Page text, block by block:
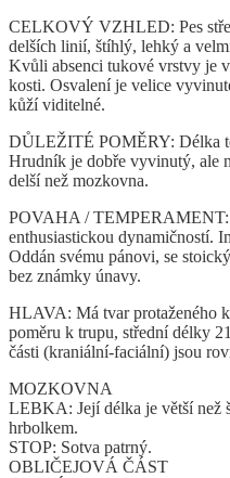
CELKOVÝ VZHLED: Pes
delších linií, štíhlý, lehký a
Kvůli absenci tukové vrstvy je
kosti. Osvalení je velice
kůží viditelné.
DŮLEŽITÉ POMĚRY: Délka
Hrudník je dobře vyvinutý, ale
delší než mozkovna.
POVAHA / TEMPERAMENT:
enthusiastickou dynamičností.
Oddán svému pánovi, se
bez známky únavy.
HLAVA: Má tvar protaženého
poměru k trupu, střední délky
části (kraniální-faciální) jsou
MOZKOVNA
LEBKA: Její délka je větší než
hrbolkem.
STOP: Sotva patrný.
OBLIČEJOVÁ ČÁST